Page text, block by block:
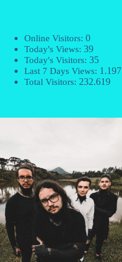
Online Visitors: 0
Today's Views: 39
Today's Visitors: 35
Last 7 Days Views: 1.197
Total Visitors: 232.619